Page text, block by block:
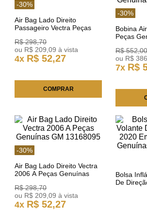
-30%
Air Bag Lado Direito
Passageiro Vectra Peças
R$ 298,70
ou R$ 209,09 à vista
4x R$ 52,27
COMPRAR
-30%
Bobina
Peças
R$ 552,00
ou R$ 386
7x R$
-30%
Air Bag Lado Direito Vectra
2006 A Peças Genuínas
R$ 298,70
ou R$ 209,09 à vista
4x R$ 52,27
Bolsa
De